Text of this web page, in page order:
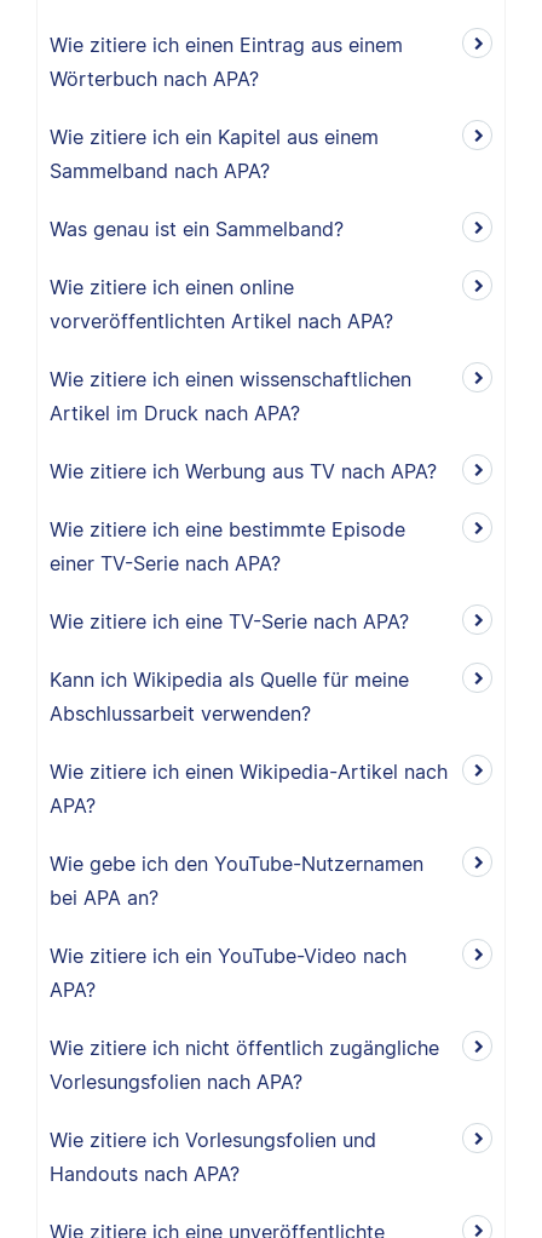
Wie zitiere ich einen Eintrag aus einem
Wörterbuch nach APA?
Wie zitiere ich ein Kapitel aus einem
Sammelband nach APA?
Was genau ist ein Sammelband?
Wie zitiere ich einen online
vorveröffentlichten Artikel nach APA?
Wie zitiere ich einen wissenschaftlichen
Artikel im Druck nach APA?
Wie zitiere ich Werbung aus TV nach APA?
Wie zitiere ich eine bestimmte Episode
einer TV-Serie nach APA?
Wie zitiere ich eine TV-Serie nach APA?
Kann ich Wikipedia als Quelle für meine
Abschlussarbeit verwenden?
Wie zitiere ich einen Wikipedia-Artikel nach
APA?
Wie gebe ich den YouTube-Nutzernamen
bei APA an?
Wie zitiere ich ein YouTube-Video nach
APA?
Wie zitiere ich nicht öffentlich zugängliche
Vorlesungsfolien nach APA?
Wie zitiere ich Vorlesungsfolien und
Handouts nach APA?
Wie zitiere ich eine unveröffentlichte